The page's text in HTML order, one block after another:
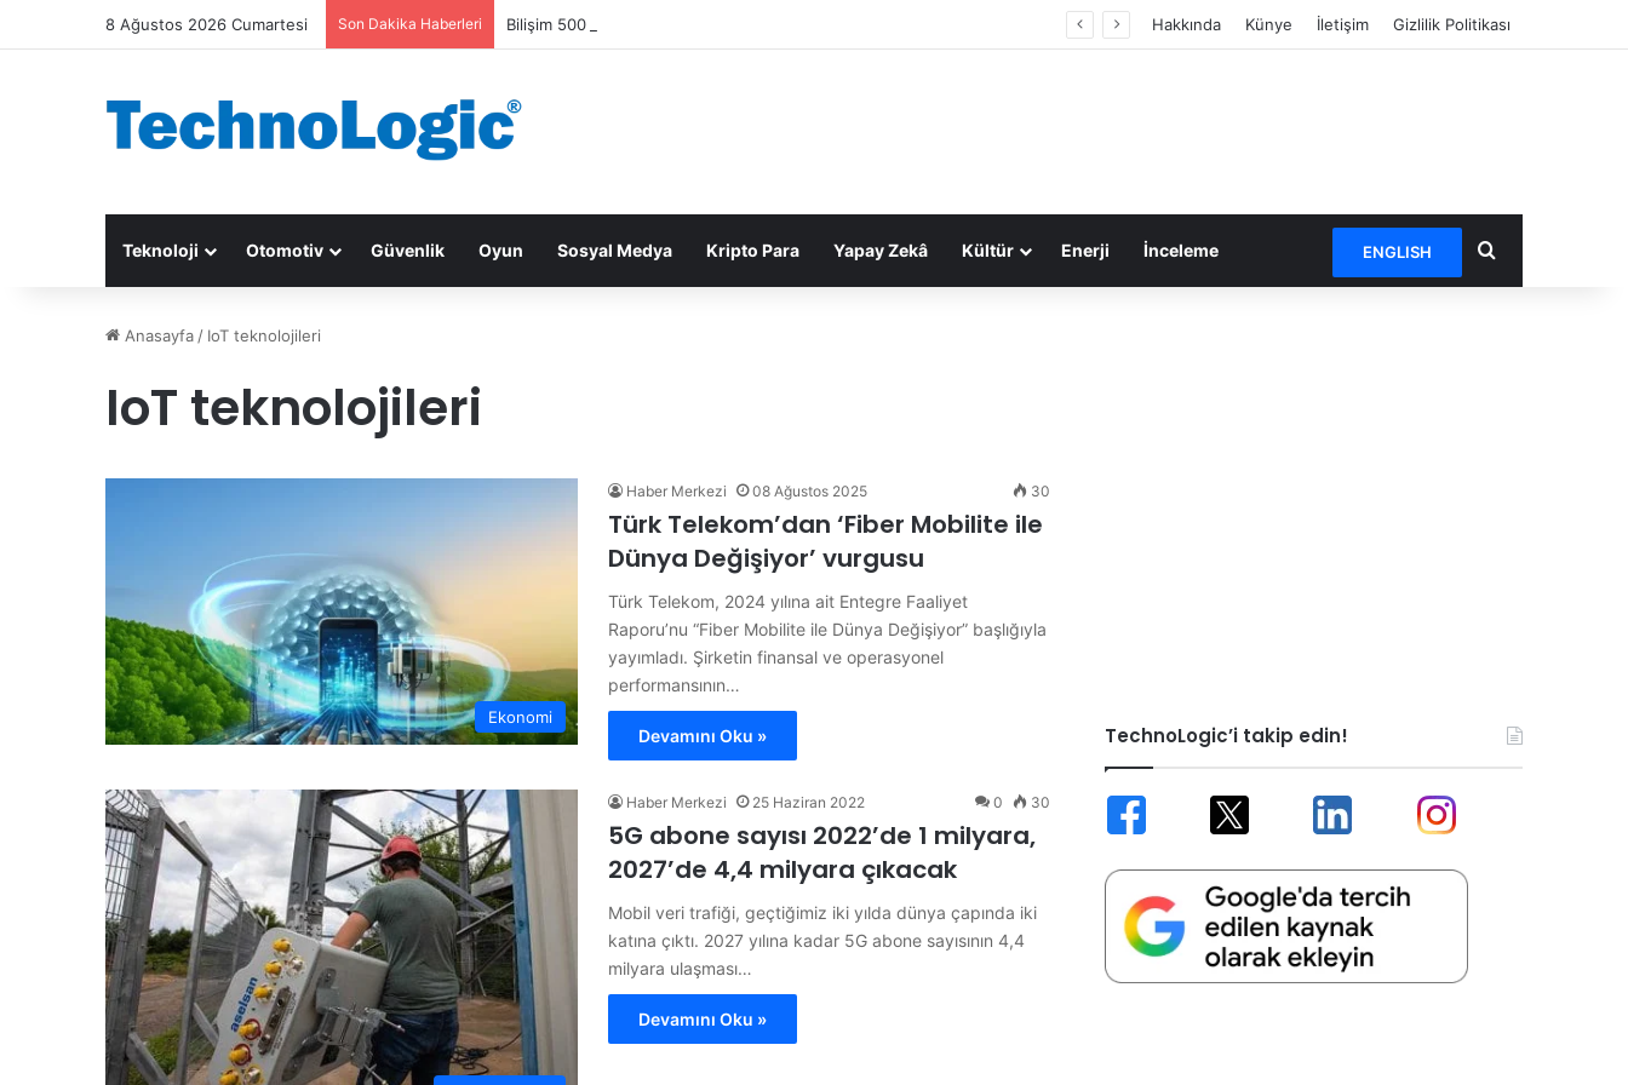
8 Ağustos 2026 Cumartesi Son Dakika Haberleri Bilişim 500 Araştırması: Sektör gelirleri 1,6 trilyon TL’ye ulaştı Hakkında Künye İletişim Gizlilik Politikası
Teknoloji Otomotiv Güvenlik Oyun Sosyal Medya Kripto Para Yapay Zekâ Kültür Enerji İnceleme ENGLISH Arama yap ...
Anasayfa / IoT teknolojileri
IoT teknolojileri
Ekonomi
Haber Merkezi 08 Ağustos 2025 30
Türk Telekom’dan ‘Fiber Mobilite ile
Dünya Değişiyor’ vurgusu
Türk Telekom, 2024 yılına ait Entegre Faaliyet
Raporu’nu “Fiber Mobilite ile Dünya Değişiyor” başlığıyla
yayımladı. Şirketin finansal ve operasyonel
performansının…
Devamını Oku »
Haber Merkezi 25 Haziran 2022 0 30
5G abone sayısı 2022’de 1 milyara,
2027’de 4,4 milyara çıkacak
Mobil veri trafiği, geçtiğimiz iki yılda dünya çapında iki
katına çıktı. 2027 yılına kadar 5G abone sayısının 4,4
milyara ulaşması…
Devamını Oku »
TechnoLogic’i takip edin!